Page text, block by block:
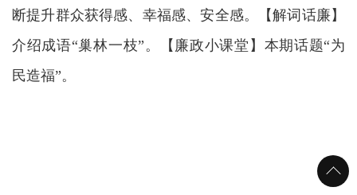
断提升群众获得感、幸福感、安全感。【解词话廉】
介绍成语“巢林一枝”。【廉政小课堂】本期话题“为
民造福”。